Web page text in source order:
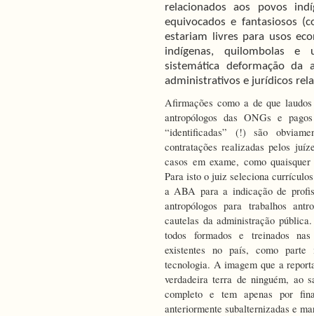
relacionados aos povos
equivocados e fantasiosos
estariam livres para usos
indígenas, quilombolas e
sistemática deformação da
administrativos e jurídicos
Afirmações como a de que
antropólogos das ONGs e
“identificadas” (!) são
contratações realizadas pelos
casos em exame, como
Para isto o juiz seleciona
a ABA para a indicação de
antropólogos para trabalhos
cautelas da administração
todos formados e treinados
existentes no país, como
tecnologia. A imagem que a
verdadeira terra de ninguém, ao
completo e tem apenas por
anteriormente subalternizadas e